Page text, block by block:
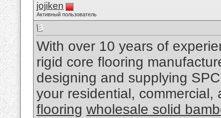
jojiken
Активный пользователь
With over 10 years of
rigid core flooring
designing and supplying
your residential,
flooring wholesale solid